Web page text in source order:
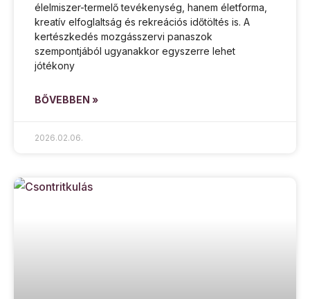
élelmiszer-termelő tevékenység, hanem életforma,
kreatív elfoglaltság és rekreációs időtöltés is. A
kertészkedés mozgásszervi panaszok
szempontjából ugyanakkor egyszerre lehet
jótékony
BŐVEBBEN »
2026.02.06.